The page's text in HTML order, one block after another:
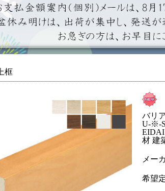
上框
バリ
U-※-
材 建
メー
希望